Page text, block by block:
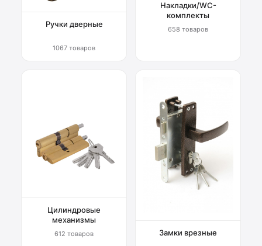
Ручки дверные
1067 товаров
Накладки/WC-
комплекты
658 товаров
Цилиндровые
механизмы
612 товаров Замки врезные